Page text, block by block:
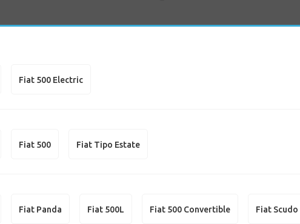
Fiat 500 Electric
Fiat 500 Fiat Tipo Estate
Fiat Panda Fiat 500L Fiat 500 Convertible Fiat Scudo